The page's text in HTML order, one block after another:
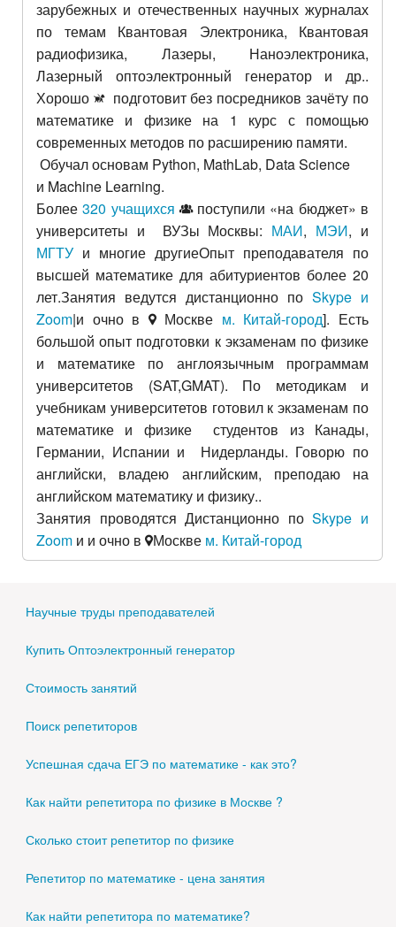
зарубежных и отечественных научных журналах
по темам Квантовая Электроника, Квантовая
радиофизика, Лазеры, Наноэлектроника,
Лазерный оптоэлектронный генератор и др..
Хорошо
подготовит без посредников зачёту по
математике и физике на 1 курс с помощью
современных методов по расширению памяти.
Обучал основам Python, MathLab, Data Science
и Machine Learning.
Более320 учащихся
поступили «на бюджет» в
университеты и ВУЗы Москвы: МАИ, МЭИ, и
МГТУ и многие другиеОпыт преподавателя по
высшей математике для абитуриентов более 20
лет.Занятия ведутся дистанционно по Skype и
Zoom|и очно в Москве м. Китай-город]. Есть
большой опыт подготовки к экзаменам по физике
и математике по англоязычным программам
университетов (SAT,GMAT). По методикам и
учебникам университетов готовил к экзаменам по
математике и физике студентов из Канады,
Германии, Испании и Нидерланды. Говорю по
английски, владею английским, преподаю на
английском математику и физику..
Занятия проводятся Дистанционно поSkype и
Zoom и и очно в Москве м. Китай-город
Научные труды преподавателей
Купить Оптоэлектронный генератор
Стоимость занятий
Поиск репетиторов
Успешная сдача ЕГЭ по математике - как это?
Как найти репетитора по физике в Москве ?
Сколько стоит репетитор по физике
Репетитор по математике - цена занятия
Как найти репетитора по математике?